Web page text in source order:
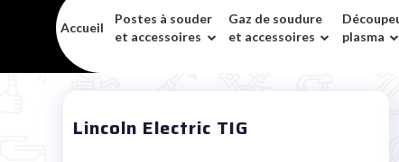
Accueil
Postes à souder
et accessoires
Gaz de soudure
et accessoires
plasma
Lincoln Electric TIG